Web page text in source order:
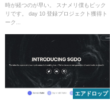
時が経つのが早い。 スナメリ僕もビック
リです。 day 10 登録プロジェクト獲得ト
ーク...
エアドロップ